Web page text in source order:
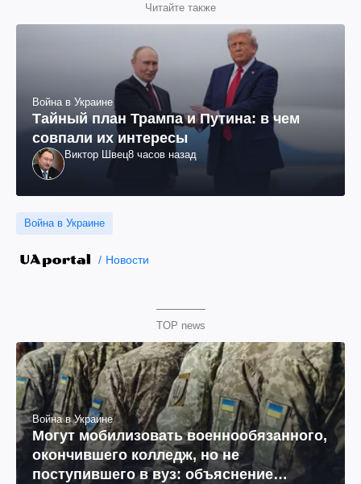
Читайте также
Война в Украине
Тайный план Трампа и Путина: в чем
совпали их интересы
Виктор Швец8 часов назад
Война в Украине
Новости
TOP news
Война в Украине
Могут мобилизовать военнообязанного,
окончившего колледж, но не
поступившего в вуз: объяснение